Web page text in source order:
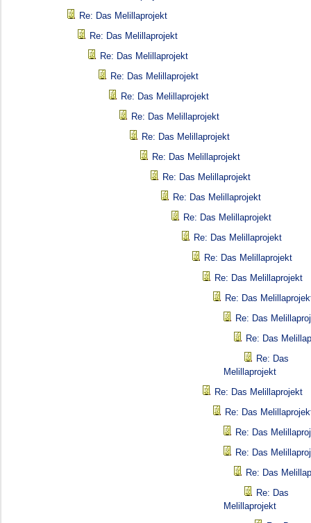
Re: Das Melillaprojekt
Re: Das Melillaprojekt
Re: Das Melillaprojekt
Re: Das Melillaprojekt
Re: Das Melillaprojekt
Re: Das Melillaprojekt
Re: Das Melillaprojekt
Re: Das Melillaprojekt
Re: Das Melillaprojekt
Re: Das Melillaprojekt
Re: Das Melillaprojekt
Re: Das Melillaprojekt
Re: Das Melillaprojekt
Re: Das Melillaprojekt
Re: Das
Re: Das
Re: Das
Re: Das
Melillaprojekt
Re: Das Melillaprojekt
Re: Das
Re: Das
Re: Das
Re: Das
Re: Das
Melillaprojekt